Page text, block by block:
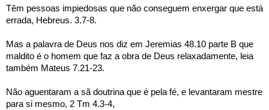
Têm pessoas impiedosas que não conseguem enxergar que está
errada, Hebreus. 3.7-8.
Mas a palavra de Deus nos diz em Jeremias 48.10 parte B que
maldito é o homem que faz a obra de Deus relaxadamente, leia
também Mateus 7.21-23.
Não aguentaram a sã doutrina que é pela fé, e levantaram mestre
para si mesmo, 2 Tm 4.3-4,